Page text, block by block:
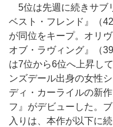
5位は先週に続きサブ
ベスト・フレンド』（
が同位をキープ。オリ
オブ・ラヴィング』（
は7位から6位へ上昇し
ンズデール出身の女性
ディ・カーライルの新
フ』がデビューした。
入りは、本作が以下に